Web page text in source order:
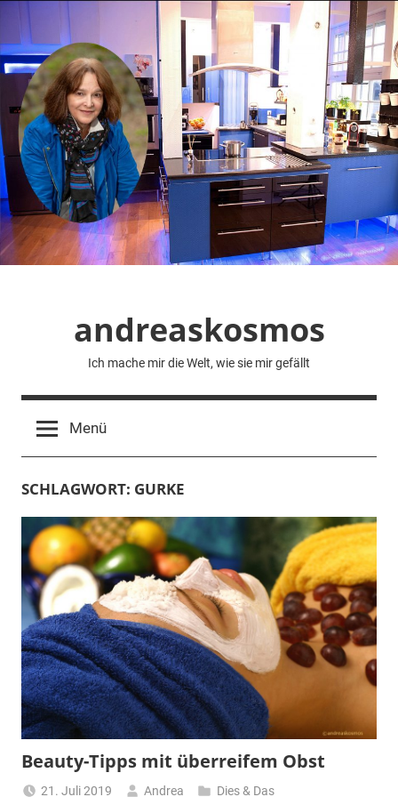
Inhalt
springen
andreaskosmos
Ich mache mir die Welt, wie sie mir gefällt
Menü
SCHLAGWORT: GURKE
Beauty-Tipps mit überreifem Obst
21. Juli 2019 Andrea Dies & Das